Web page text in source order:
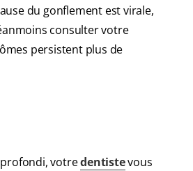
du gonflement est virale,
consulter votre
persistent plus de
votredentistevous